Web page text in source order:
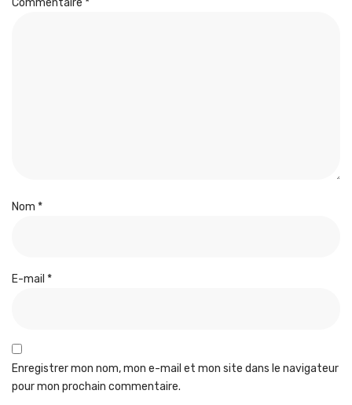
Commentaire *
Nom *
E-mail *
Enregistrer mon nom, mon e-mail et mon site dans le navigateur
pour mon prochain commentaire.